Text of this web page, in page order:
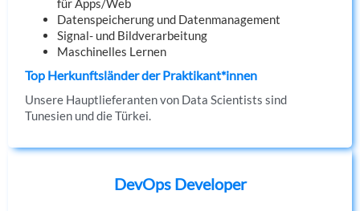
Datenspeicherung und Datenmanagement
Signal- und Bildverarbeitung
Maschinelles Lernen
Top Herkunftsländer der Praktikant*innen
Unsere Hauptlieferanten von Data Scientists sind
Tunesien und die Türkei.
DevOps Developer